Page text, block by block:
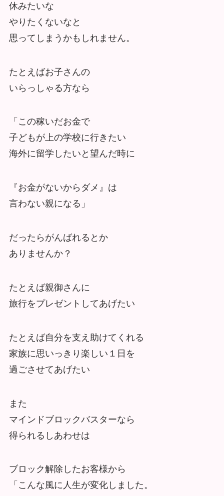
休みたいな
やりたくないなと
思ってしまうかもしれません。
たとえばお子さんの
いらっしゃる方なら
「この稼いだお金で
子どもが上の学校に行きたい
海外に留学したいと望んだ時に
『お金がないからダメ』は
言わない親になる」
だったらがんばれるとか
ありませんか？
たとえば親御さんに
旅行をプレゼントしてあげたい
たとえば自分を支え助けてくれる
家族に思いっきり楽しい１日を
過ごさせてあげたい
また
マインドブロックバスターなら
得られるしあわせは
ブロック解除したお客様から
「こんな風に人生が変化しました。